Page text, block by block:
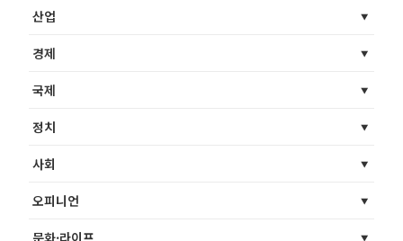
산업
경제
국제
정치
사회
오피니언
문화·라이프